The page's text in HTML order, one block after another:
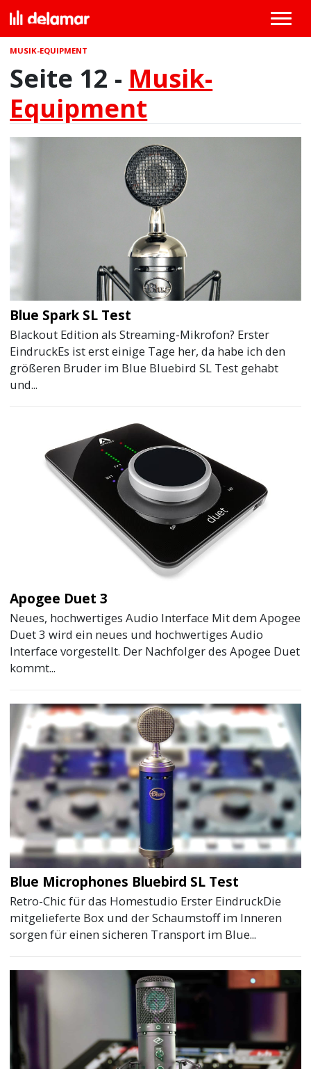
MUSIK-EQUIPMENT
Seite 12 - Musik-
Equipment
Blue Spark SL Test
Blackout Edition als Streaming-Mikrofon? Erster
EindruckEs ist erst einige Tage her, da habe ich den
größeren Bruder im Blue Bluebird SL Test gehabt
und...
Apogee Duet 3
Neues, hochwertiges Audio Interface Mit dem Apogee
Duet 3 wird ein neues und hochwertiges Audio
Interface vorgestellt. Der Nachfolger des Apogee Duet
kommt...
Blue Microphones Bluebird SL Test
Retro-Chic für das Homestudio Erster EindruckDie
mitgelieferte Box und der Schaumstoff im Inneren
sorgen für einen sicheren Transport im Blue...